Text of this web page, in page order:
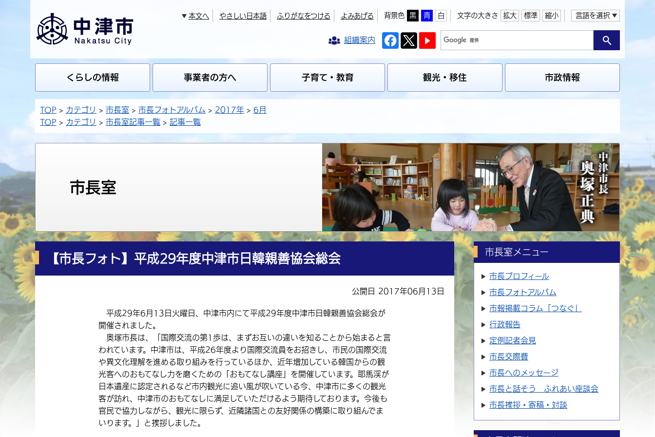
本文へ やさしい日本語 ふりがなをつける よみあげる 背景色 黒 青 白 文字の大きさ 拡大 標準 縮小 言語を選択
組織案内
くらしの情報 事業者の方へ 子育て・教育 観光・移住 市政情報
TOP カテゴリ 市長室 市長フォトアルバム 2017年
6月
TOP
カテゴリ 市長室記事一覧 記事一覧
市長室
【市長フォト】平成29年度中津市日韓親善協会総会
公開日 2017年06月13日
平成29年6月13日火曜日、中津市内にて平成29年度中津市日韓親善協会総会が
開催されました。
奥塚市長は、「国際交流の第1歩は、まずお互いの違いを知ることから始まると言
われています。中津市は、平成26年度より国際交流員をお招きし、市民の国際交流
や異文化理解を進める取り組みを行っているほか、近年増加している韓国からの観
光客へのおもてなし力を磨くための「おもてなし講座」を開催しています。耶馬渓が
日本遺産に認定されるなど市内観光に追い風が吹いている今、中津市に多くの観光
客が訪れ、中津市のおもてなしに満足していただけるよう期待しております。今後も
官民で協力しながら、観光に限らず、近隣諸国との友好関係の構築に取り組んでま
いります。」と挨拶しました。
市長室メニュー
市長プロフィール
市長フォトアルバム
市報掲載コラム「つなぐ」
行政報告
定例記者会見
市長交際費
市長へのメッセージ
市長と話そう ふれあい座談会
市長挨拶・寄稿・対談